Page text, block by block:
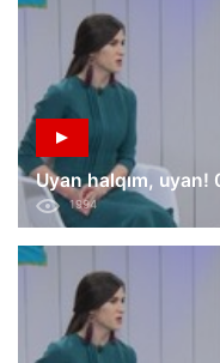
Uyan halqım, uyan!
1994